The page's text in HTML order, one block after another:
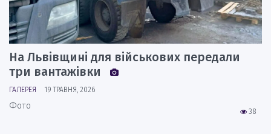
На Львівщині для військових передали
три вантажівки
ГАЛЕРЕЯ 19 ТРАВНЯ, 2026
38
Фото